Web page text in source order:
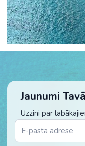
Jaunumi
Uzzini par